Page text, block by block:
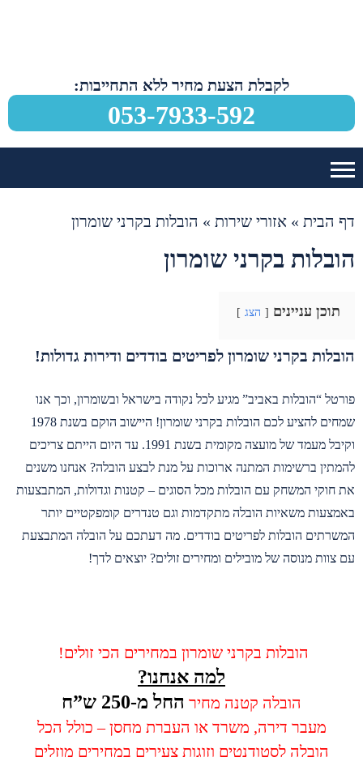
לקבלת הצעת מחיר ללא התחייבות:
053-7933-592
דף הבית » אזורי שירות » הובלות בקרני שומרון
הובלות בקרני שומרון
תוכן עניינים הצג
הובלות בקרני שומרון לפריטים בודדים ודירות גדולות!
פורטל “הובלות באביב” מגיע לכל נקודה בישראל ובשומרון, וכך אנו
שמחים להציע לכם הובלות בקרני שומרון! היישוב הוקם בשנת 1978
וקיבל מעמד של מועצה מקומית בשנת 1991. עד היום הייתם צריכים
להמתין ברשימות המתנה ארוכות על מנת לבצע הובלה? אנחנו משנים
את חוקי המשחק עם הובלות מכל הסוגים – קטנות וגדולות, המתבצעות
באמצעות משאיות הובלה מתקדמות וגם טנדרים קומפקטיים יותר
המשרתים הובלות לפריטים בודדים. מה דעתכם על הובלה המתבצעת
עם צוות מנוסה של מובילים ומחירים זולים? יוצאים לדך!
הובלות בקרני שומרון במחירים הכי זולים!
למה אנחנו?
הובלה קטנה מחיר החל מ-250 ש”ח
מעבר דירה, משרד או העברת מחסן – כולל הכל
הובלה לסטודנטים וזוגות צעירים במחירים מוזלים